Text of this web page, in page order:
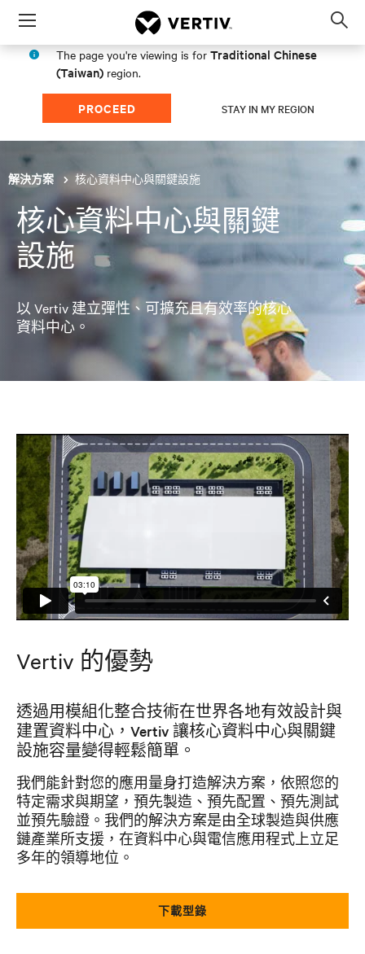
Menu
The page you're viewing is for Traditional Chinese
(Taiwan) region.
PROCEED STAY IN MY REGION
解決方案 核心資料中心與關鍵設施
核心資料中心與關鍵
設施
以 Vertiv 建立彈性、可擴充且有效率的核心
資料中心。
Vertiv 的優勢
透過用模組化整合技術在世界各地有效設計與
建置資料中心，Vertiv 讓核心資料中心與關鍵
設施容量變得輕鬆簡單。
我們能針對您的應用量身打造解決方案，依照您的
特定需求與期望，預先製造、預先配置、預先測試
並預先驗證。我們的解決方案是由全球製造與供應
鏈產業所支援，在資料中心與電信應用程式上立足
多年的領導地位。
下載型錄